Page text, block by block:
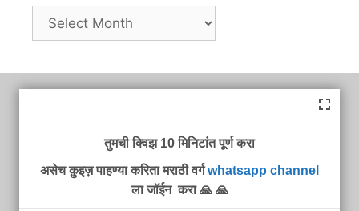
Archives
तुमची क्विझ 10 मिनिटांत पूर्ण करा
असेच क़ुइज़ पाहण्या करिता मराठी वर्गwhatsapp channel
ला जॉईन करा 🙏 🙏